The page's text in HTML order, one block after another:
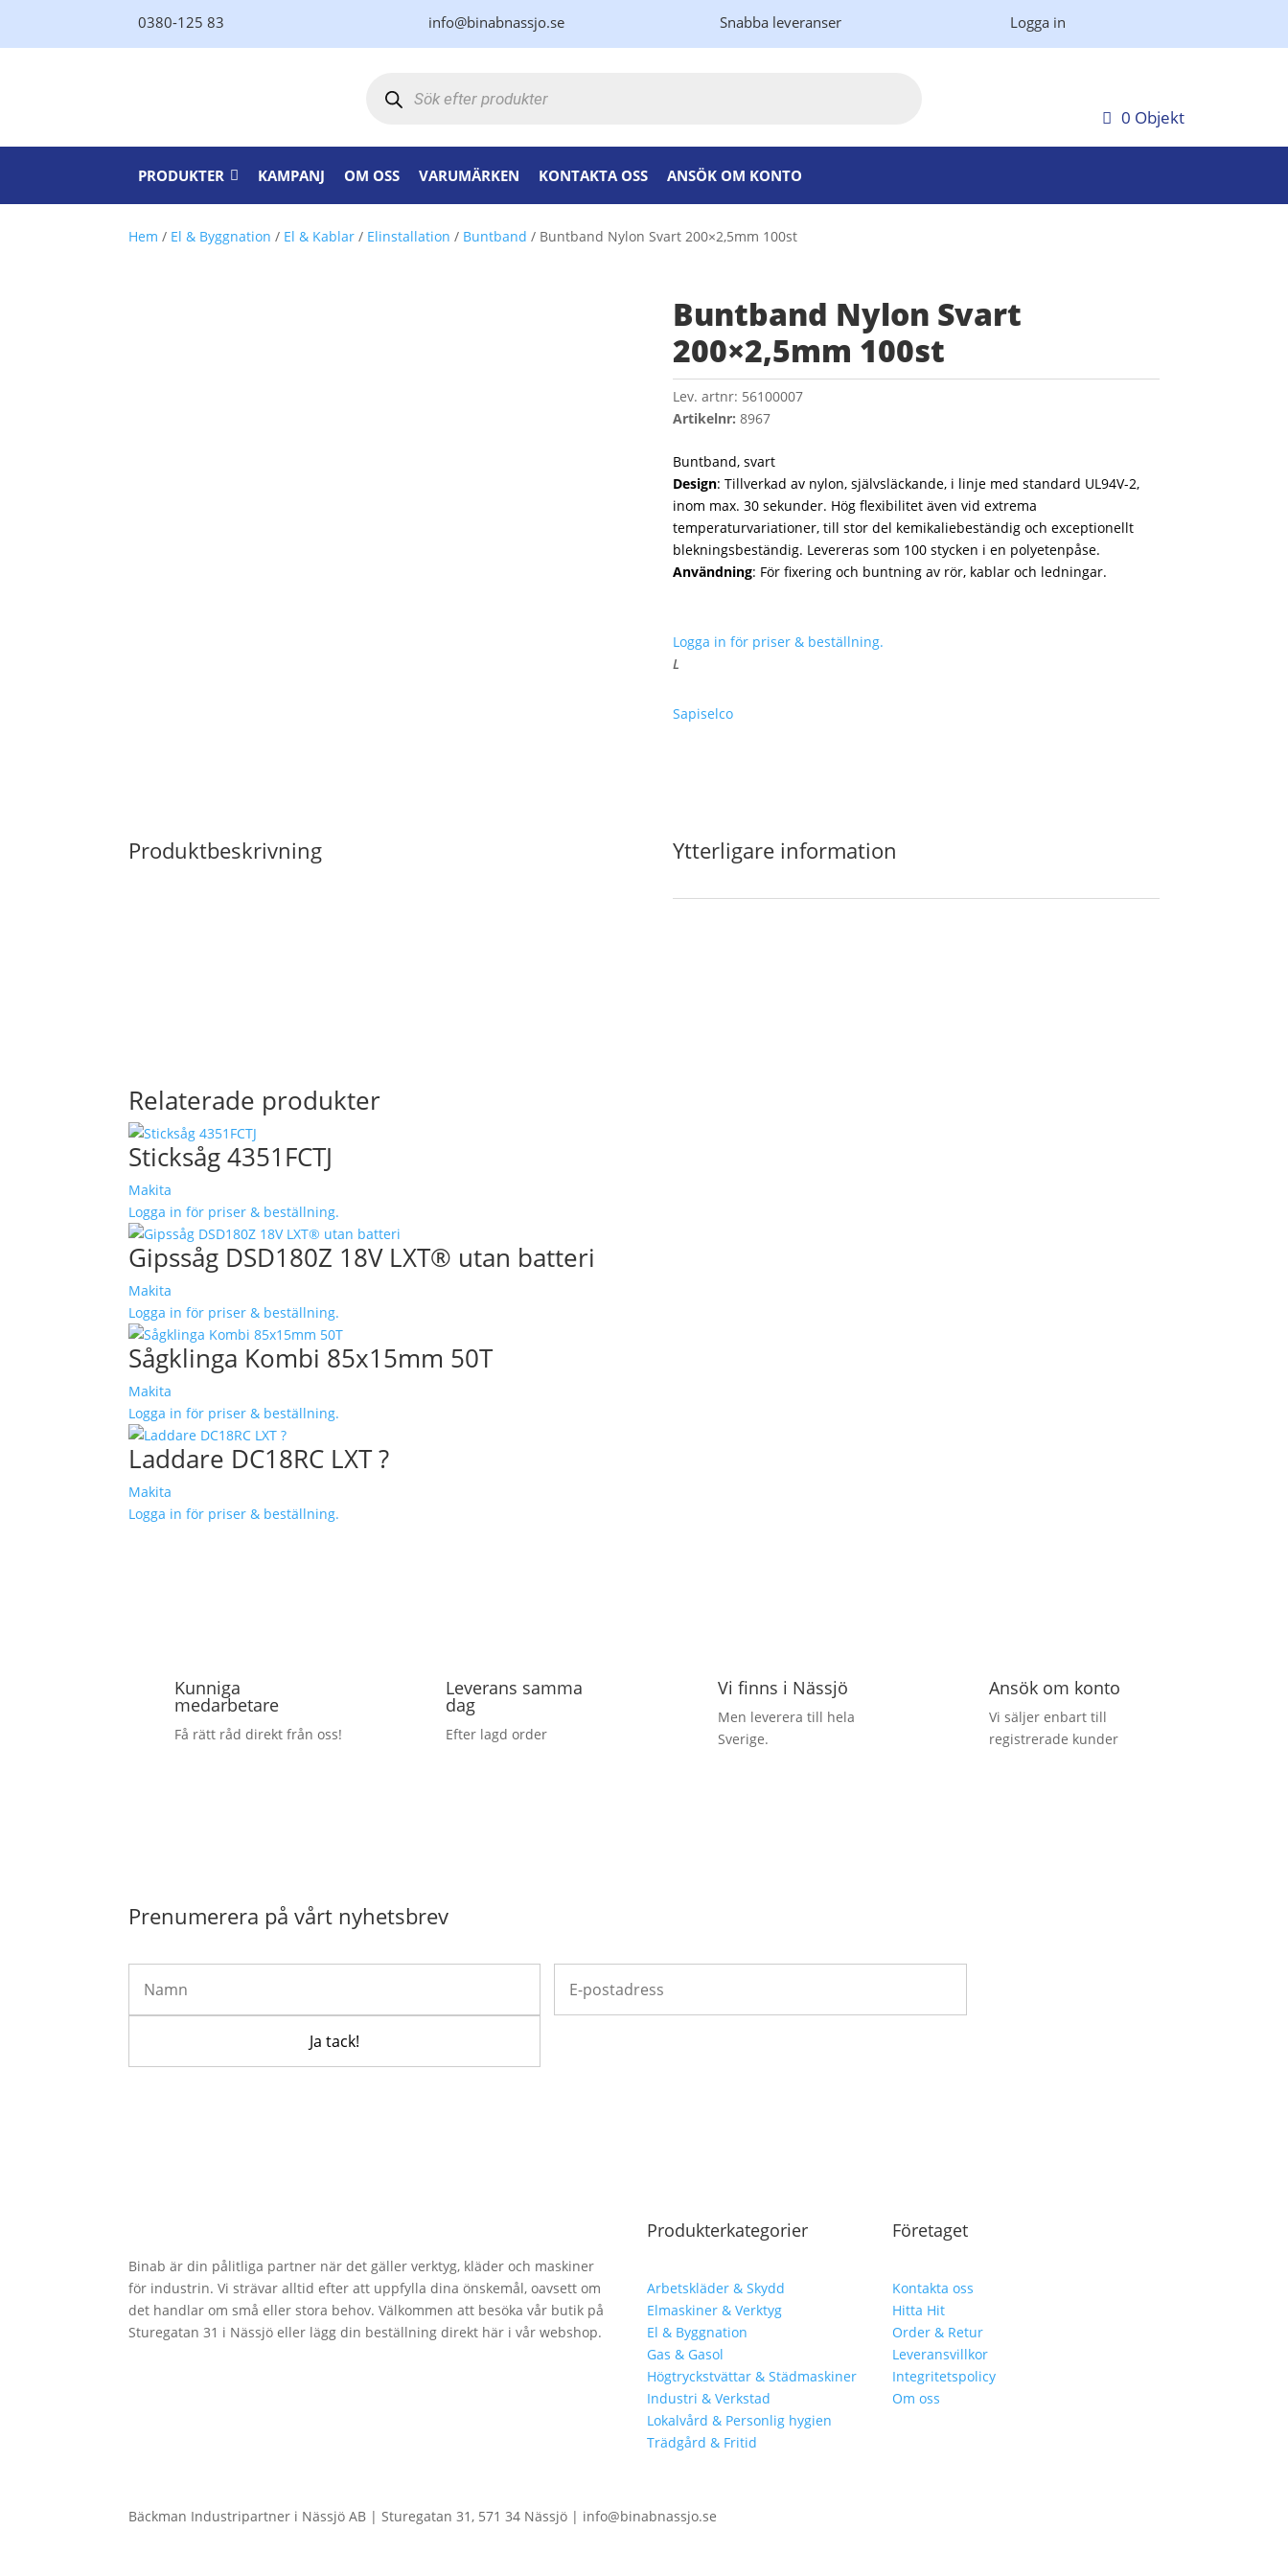
0380-125 83 info@binabnassjo.se Snabba leveranser Logga in
0 Objekt
PRODUKTER KAMPANJ OM OSS VARUMÄRKEN KONTAKTA OSS ANSÖK OM KONTO
Hem / El & Byggnation / El & Kablar / Elinstallation / Buntband / Buntband Nylon Svart 200×2,5mm 100st
Buntband Nylon Svart
200×2,5mm 100st
Lev. artnr: 56100007
Artikelnr: 8967
Buntband, svart
Design: Tillverkad av nylon, självsläckande, i linje med standard UL94V-2,
inom max. 30 sekunder. Hög flexibilitet även vid extrema
temperaturvariationer, till stor del kemikaliebeständig och exceptionellt
blekningsbeständig. Levereras som 100 stycken i en polyetenpåse.
Användning: För fixering och buntning av rör, kablar och ledningar.
Logga in för priser & beställning.
L
Sapiselco
Produktbeskrivning Ytterligare information
Relaterade produkter
Sticksåg 4351FCTJ
Makita
Logga in för priser & beställning.
Gipssåg DSD180Z 18V LXT® utan batteri
Makita
Logga in för priser & beställning.
Sågklinga Kombi 85x15mm 50T
Makita
Logga in för priser & beställning.
Laddare DC18RC LXT ?
Makita
Logga in för priser & beställning.
Kunniga
medarbetare
Få rätt råd direkt från oss!
Leverans samma
dag
Efter lagd order
Vi finns i Nässjö
Men leverera till hela
Sverige.
Ansök om konto
Vi säljer enbart till
registrerade kunder
Prenumerera på vårt nyhetsbrev
Binab är din pålitliga partner när det gäller verktyg, kläder och maskiner
för industrin. Vi strävar alltid efter att uppfylla dina önskemål, oavsett om
det handlar om små eller stora behov. Välkommen att besöka vår butik på
Sturegatan 31 i Nässjö eller lägg din beställning direkt här i vår webshop.
Produkterkategorier
Arbetskläder & Skydd
Elmaskiner & Verktyg
El & Byggnation
Gas & Gasol
Högtryckstvättar & Städmaskiner
Industri & Verkstad
Lokalvård & Personlig hygien
Trädgård & Fritid
Företaget
Kontakta oss
Hitta Hit
Order & Retur
Leveransvillkor
Integritetspolicy
Om oss
Bäckman Industripartner i Nässjö AB | Sturegatan 31, 571 34 Nässjö | info@binabnassjo.se